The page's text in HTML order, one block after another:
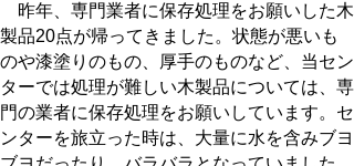
昨年、専門業者に保存処理をお願いした木
製品20点が帰ってきました。状態が悪いも
のや漆塗りのもの、厚手のものなど、当セン
ターでは処理が難しい木製品については、専
門の業者に保存処理をお願いしています。セ
ンターを旅立った時は、大量に水を含みブヨ